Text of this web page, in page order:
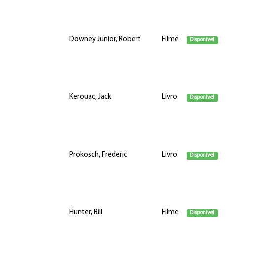
Downey Junior, Robert Filme Disponível
Kerouac, Jack Livro Disponível
Prokosch, Frederic Livro Disponível
Hunter, Bill Filme Disponível